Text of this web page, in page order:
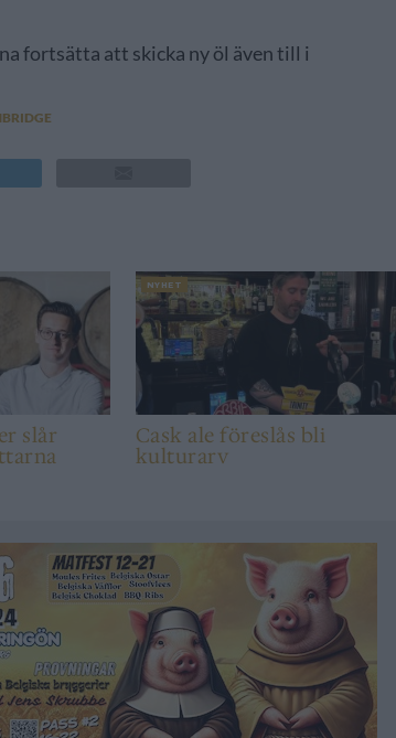
fortsätta att skicka ny öl även till i
slår
NYHET
Cask ale föreslås bli
kulturarv